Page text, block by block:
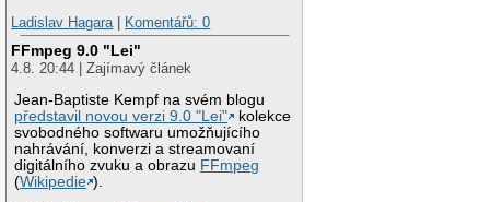
Ladislav Hagara
Komentářů: 0
FFmpeg 9.0 "Lei"
4.8. 20:44 | Zajímavý článek
Jean-Baptiste Kempf na svém blogu
představil novou verzi 9.0 "Lei"
kolekce
svobodného softwaru umožňujícího
nahrávání, konverzi a streamovaní
digitálního zvuku a obrazu FFmpeg
(Wikipedie ).